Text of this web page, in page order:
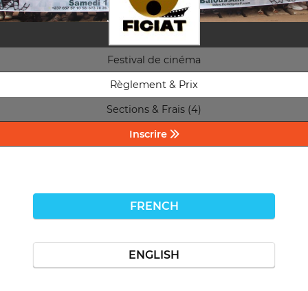
Festival de cinéma
Règlement & Prix
Sections & Frais (4)
Inscrire
FRENCH
ENGLISH